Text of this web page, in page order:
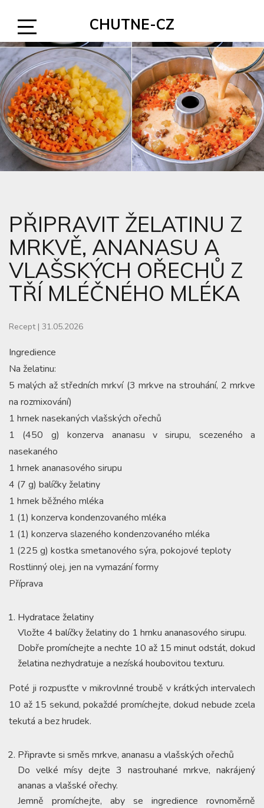
content
Open
Sidebar
CHUTNE-CZ
PŘIPRAVIT ŽELATINU Z
MRKVĚ, ANANASU A
VLAŠSKÝCH OŘECHŮ Z
TŘÍ MLÉČNÉHO MLÉKA
Recept | 31.05.2026
Ingredience
Na želatinu:
5 malých až středních mrkví (3 mrkve na strouhání, 2 mrkve
na rozmixování)
1 hrnek nasekaných vlašských ořechů
1 (450 g) konzerva ananasu v sirupu, scezeného a
nasekaného
1 hrnek ananasového sirupu
4 (7 g) balíčky želatiny
1 hrnek běžného mléka
1 (1) konzerva kondenzovaného mléka
1 (1) konzerva slazeného kondenzovaného mléka
1 (225 g) kostka smetanového sýra, pokojové teploty
Rostlinný olej, jen na vymazání formy
Příprava
Hydratace želatiny
Vložte 4 balíčky želatiny do 1 hrnku ananasového sirupu.
Dobře promíchejte a nechte 10 až 15 minut odstát, dokud
želatina nezhydratuje a nezíská houbovitou texturu.
Poté ji rozpusťte v mikrovlnné troubě v krátkých intervalech
10 až 15 sekund, pokaždé promíchejte, dokud nebude zcela
tekutá a bez hrudek.
Připravte si směs mrkve, ananasu a vlašských ořechů
Do velké mísy dejte 3 nastrouhané mrkve, nakrájený
ananas a vlašské ořechy.
Jemně promíchejte, aby se ingredience rovnoměrně